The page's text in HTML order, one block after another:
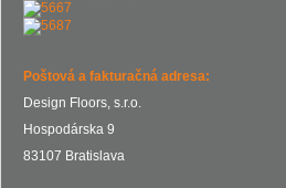
Poštová a fakturačná adresa:
Design Floors, s.r.o.
Hospodárska 9
83107 Bratislava